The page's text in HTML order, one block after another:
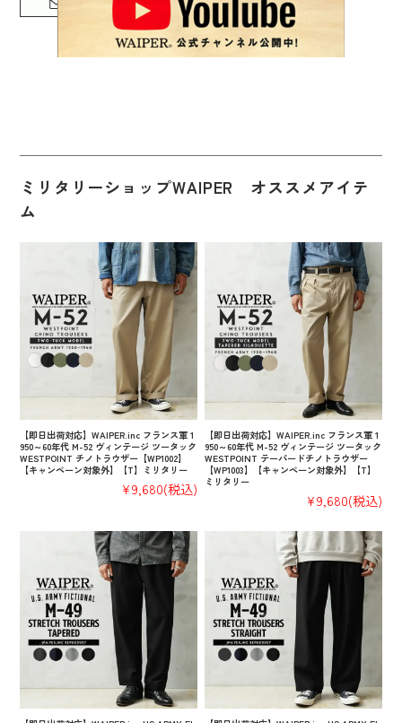
ミリタリーショップWAIPER オススメアイテ
ム
【即日出荷対応】WAIPER.inc フランス軍 1
950～60年代 M-52 ヴィンテージ ツータック
WESTPOINT チノトラウザー【WP1002】
【キャンペーン対象外】【T】ミリタリー
¥9,680(税込)
【即日出荷対応】WAIPER.inc フランス軍 1
950～60年代 M-52 ヴィンテージ ツータック
WESTPOINT テーパードチノトラウザー
【WP1003】【キャンペーン対象外】【T】
ミリタリー
¥9,680(税込)